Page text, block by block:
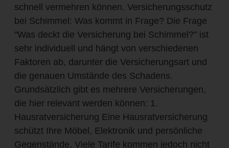
schnell vermehren können. Versicherungsschutz
bei Schimmel: Was kommt in Frage? Die Frage
"Was deckt die Versicherung bei Schimmel?" ist
sehr individuell und hängt von verschiedenen
Faktoren ab, darunter die Versicherungsart und
die genauen Umstände des Schadens.
Grundsätzlich gibt es mehrere Versicherungen,
die hier relevant werden können: 1.
Hausratversicherung Eine Hausratversicherung
schützt Ihre Möbel, Elektronik und persönliche
Gegenstände. Viele Tarife kommen jedoch nicht